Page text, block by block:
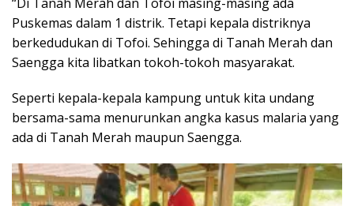
Puskemas dalam 1 distrik. Tetapi kepala distriknya
berkedudukan di Tofoi. Sehingga di Tanah Merah dan
Saengga kita libatkan tokoh-tokoh masyarakat.
Seperti kepala-kepala kampung untuk kita undang
bersama-sama menurunkan angka kasus malaria yang
ada di Tanah Merah maupun Saengga.